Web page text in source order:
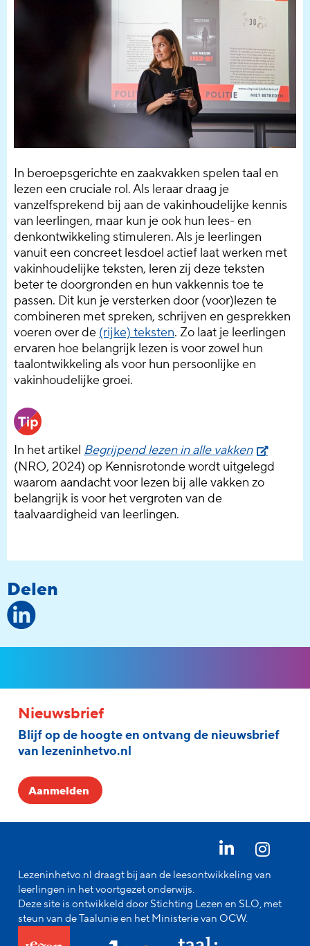
In beroepsgerichte en zaakvakken spelen taal en
lezen een cruciale rol. Als leraar draag je
vanzelfsprekend bij aan de vakinhoudelijke kennis
van leerlingen, maar kun je ook hun lees- en
denkontwikkeling stimuleren. Als je leerlingen
vanuit een concreet lesdoel actief laat werken met
vakinhoudelijke teksten, leren zij deze teksten
beter te doorgronden en hun vakkennis toe te
passen. Dit kun je versterken door (voor)lezen te
combineren met spreken, schrijven en gesprekken
voeren over de (rijke) teksten. Zo laat je leerlingen
ervaren hoe belangrijk lezen is voor zowel hun
taalontwikkeling als voor hun persoonlijke en
vakinhoudelijke groei.
In het artikel Begrijpend lezen in alle vakken
(NRO, 2024) op Kennisrotonde wordt uitgelegd
waarom aandacht voor lezen bij alle vakken zo
belangrijk is voor het vergroten van de
taalvaardigheid van leerlingen.
Delen
Lezeninhetvo.nl draagt bij aan de leesontwikkeling van
leerlingen in het voortgezet onderwijs.
Deze site is ontwikkeld door Stichting Lezen en SLO, met
steun van de Taalunie en het Ministerie van OCW.
Nieuwsbrief
Blijf op de hoogte en ontvang de nieuwsbrief
van lezeninhetvo.nl
Aanmelden